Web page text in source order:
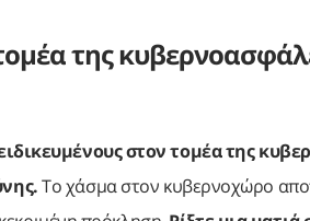
της
στον τομέα της
Το χάσμα στον κυβερνοχώρο